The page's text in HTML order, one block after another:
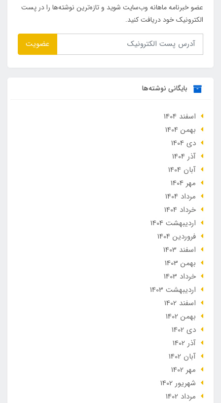
عضو خبرنامه ماهانه وب‌سایت شوید و تازه‌ترین نوشته‌ها را در پست
الکترونیک خود دریافت کنید.
عضویت
بایگانی نوشته‌ها
اسفند 1404
بهمن 1404
دی 1404
آذر 1404
آبان 1404
مهر 1404
مرداد 1404
خرداد 1404
ارديبهشت 1404
فروردین 1404
اسفند 1403
بهمن 1403
خرداد 1403
ارديبهشت 1403
اسفند 1402
بهمن 1402
دی 1402
آذر 1402
آبان 1402
مهر 1402
شهریور 1402
مرداد 1402